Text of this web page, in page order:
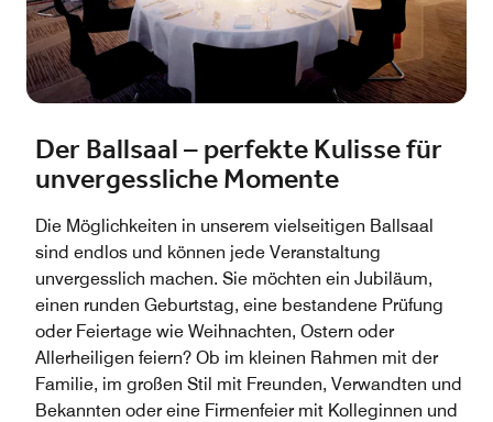
Der Ballsaal – perfekte Kulisse für
unvergessliche Momente
Die Möglichkeiten in unserem vielseitigen Ballsaal
sind endlos und können jede Veranstaltung
unvergesslich machen. Sie möchten ein Jubiläum,
einen runden Geburtstag, eine bestandene Prüfung
oder Feiertage wie Weihnachten, Ostern oder
Allerheiligen feiern? Ob im kleinen Rahmen mit der
Familie, im großen Stil mit Freunden, Verwandten und
Bekannten oder eine Firmenfeier mit Kolleginnen und